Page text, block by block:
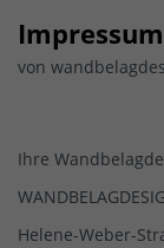
Impressum
von
Ihre
Helene-Weber-